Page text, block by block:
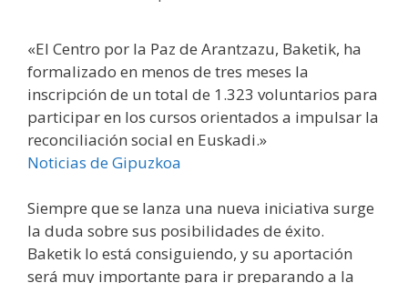
«El Centro por la Paz de Arantzazu, Baketik, ha
formalizado en menos de tres meses la
inscripción de un total de 1.323 voluntarios para
participar en los cursos orientados a impulsar la
reconciliación social en Euskadi.»
Noticias de Gipuzkoa
Siempre que se lanza una nueva iniciativa surge
la duda sobre sus posibilidades de éxito.
Baketik lo está consiguiendo, y su aportación
será muy importante para ir preparando a la